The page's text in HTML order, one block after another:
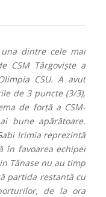
dintre cele mai
CSM Târgoviște a
CSU. A avut
de 3 puncte (3/3),
de forță a CSM-
bune apărătoare.
Irimia reprezintă
în favoarea echipei
Tănase nu au timp
partida restantă cu
de la ora